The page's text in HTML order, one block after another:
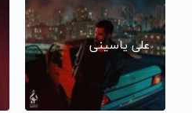
علی یاسینی